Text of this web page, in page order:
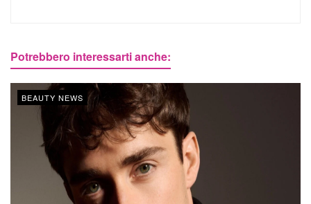
Potrebbero interessarti anche:
BEAUTY NEWS